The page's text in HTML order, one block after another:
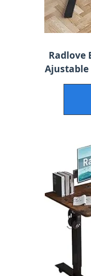
Radlove
Ajustable